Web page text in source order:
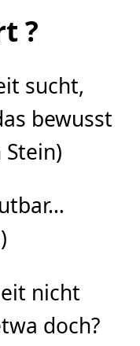
?
sucht,
bewusst
nicht
doch?